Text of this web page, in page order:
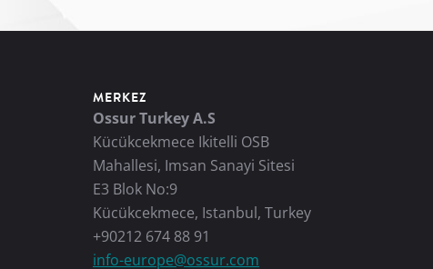
MERKEZ
Ossur Turkey A.S
Kücükcekmece Ikitelli OSB
Mahallesi, Imsan Sanayi Sitesi
E3 Blok No:9
Kücükcekmece, Istanbul, Turkey
+90212 674 88 91
info-europe@ossur.com